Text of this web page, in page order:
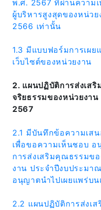
พ.ศ. 2567 ที่ผ่านความ
ผู้บริหารสูงสุดของหน่ว
2566 เท่านั้น
1.3 มีแบบฟอร์มการเผ
เว็บไซต์ของหน่วยงาน
2. แผนปฏิบัติการส่งเส
จริยธรรมของหน่วยงา
2567
2.1 มีบันทึกข้อความเส
เพื่อขอความเห็นชอบ
การส่งเสริมคุณธรรมข
งาน ประจำปีงบประม
อนุญาตนำไปเผยแพร่บ
2.2 แผนปฏิบัติการส่งเ